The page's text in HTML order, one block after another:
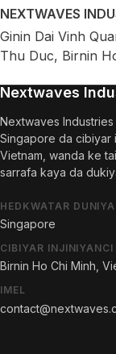
NEXTWAVES
Ginin Dai Vinh
Thu Duc, Birnin
Nextwaves
Nextwaves
Singapore da cibiyar
Vietnam, wanda ke
sarrafa kaya da
HEDKWATAR DUNIYA
Singapore
CIBIYAR
Birnin Ho Chi Minh,
IMEL